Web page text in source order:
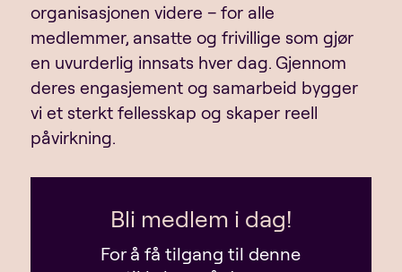
organisasjonen videre – for alle
medlemmer, ansatte og frivillige som gjør
en uvurderlig innsats hver dag. Gjennom
deres engasjement og samarbeid bygger
vi et sterkt fellesskap og skaper reell
påvirkning.
Bli medlem i dag!
For å få tilgang til denne